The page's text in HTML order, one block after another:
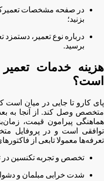
در صفحه مشخصات
بزنید؛
درباره نوع تعمیر، دستمزد
برسید.
هزینه خدمات
است؟
پای کارو تا جایی در میان است
متخصص وصل کند. از آنجا به
هماهنگی پیرامون قیمت،
توافقی است و در پروفایل
تعرفه‌ها معمولا تابعی از
تخصص و تجربه تکنسین در
شدت خرابی مبلمان و